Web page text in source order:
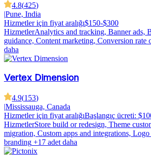
4.8(425)
|Pune, India
Hizmetler için fiyat aralığı$150-$300
HizmetlerAnalytics and tracking, Banner ads,
guidance, Content marketing, Conversion rate
daha
Vertex Dimension
4.9(153)
|Mississauga, Canada
Hizmetler için fiyat aralığıBaşlangıç ücreti:
HizmetlerStore build or redesign, Theme
migration, Custom apps and integrations,
branding +17 adet daha